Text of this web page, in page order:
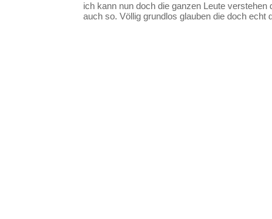
ich kann nun doch die ganzen Leute
auch so. Völlig grundlos glauben die doch echt